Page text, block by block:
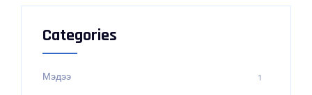
Categories
Мэдээ 1